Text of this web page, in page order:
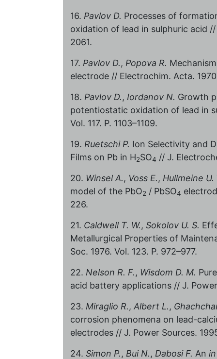
16. Pavlov D. Processes of
oxidation of lead in sulphuric acid
2061.
17. Pavlov D., Popova R.
electrode // Electrochim. Acta.
18. Pavlov D., Iordanov N. Growth
potentiostatic oxidation of lead in
Vol. 117. P. 1103–1109.
19. Ruetschi P. Ion Selectivity and
Films on Pb in H2SO4 // J.
20. Winsel A., Voss E., Hullmeine U.
model of the PbO2 / PbSO4
226.
21. Caldwell T. W., Sokolov U. S.
Metallurgical Properties of
Soc. 1976. Vol. 123. P. 972–977.
22. Nelson R. F., Wisdom D. M.
acid battery applications // J.
23. Miraglio R., Albert L.,
corrosion phenomena on lead-
electrodes // J. Power Sources.
24. Simon P., Bui N., Dabosi F. An